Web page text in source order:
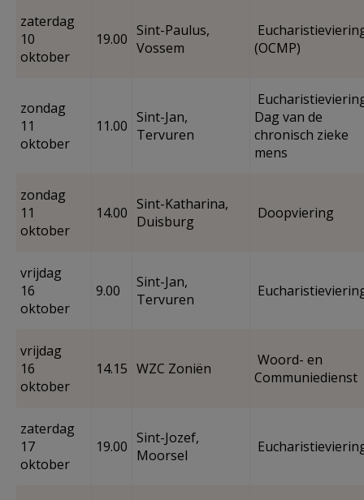
zaterdag
10
oktober
19.00 Sint-Paulus,
Vossem
(OCMP)
zondag
11
oktober
11.00 Sint-Jan,
Tervuren
Dag van de
chronisch zieke
mens
zondag
11
oktober
14.00 Sint-Katharina,
Duisburg
Doopviering
vrijdag
16
oktober
9.00
Sint-Jan,
Tervuren
vrijdag
16
oktober
14.15 WZC Zoniën
Woord- en
Communiedienst
zaterdag
17
oktober
19.00 Sint-Jozef,
Moorsel